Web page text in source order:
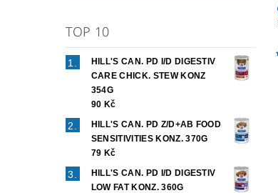
TOP 10
HILL'S CAN. PD I/D DIGESTIV
CARE CHICK. STEW KONZ
354G
90 Kč
HILL'S CAN. PD Z/D+AB FOOD
SENSITIVITIES KONZ. 370G
79 Kč
HILL'S CAN. PD I/D DIGESTIV
LOW FAT KONZ. 360G